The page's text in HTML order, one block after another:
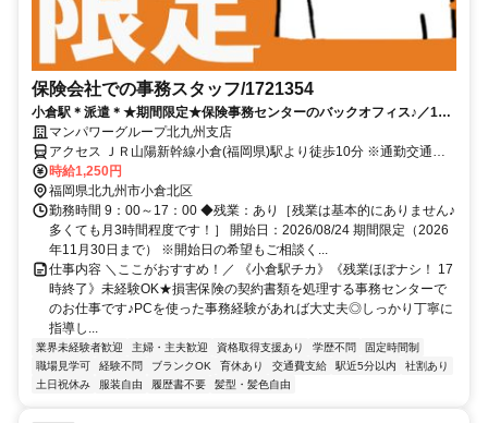
保険会社での事務スタッフ/1721354
小倉駅＊派遣＊★期間限定★保険事務センターのバックオフィス♪／17
時台退社／開始日：2026/08/24
マンパワーグループ北九州支店
アクセス ＪＲ山陽新幹線小倉(福岡県)駅より徒歩10分 ※通勤交通費
支給あり(規定による)★17時台迄 ★駅5分以内
時給1,250円
福岡県北九州市小倉北区
勤務時間 9：00～17：00 ◆残業：あり［残業は基本的にありません♪
多くても月3時間程度です！］ 開始日：2026/08/24 期間限定（2026
年11月30日まで） ※開始日の希望もご相談く...
仕事内容 ＼ここがおすすめ！／ 《小倉駅チカ》《残業ほぼナシ！ 17
時終了》未経験OK★損害保険の契約書類を処理する事務センターで
のお仕事です♪PCを使った事務経験があれば大丈夫◎しっかり丁寧に
指導し...
業界未経験者歓迎 主婦・主夫歓迎 資格取得支援あり 学歴不問
固定時間制
職場見学可
経験不問 ブランクOK 育休あり 交通費支給 駅近5分以内
社割あり
土日祝休み
服装自由 履歴書不要 髪型・髪色自由